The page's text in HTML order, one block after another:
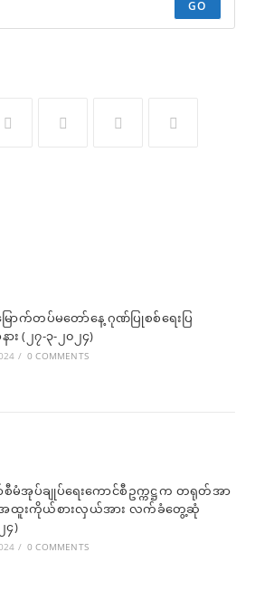
GO
ြောက်တပ်မတော်နေ့ ဂုဏ်ပြုစစ်ရေးပြ
း (၂၇-၃-၂၀၂၄)
/ 0 COMMENTS
စီမံအုပ်ချုပ်ရေးကောင်စီဥက္ကဋ္ဌက တရုတ်အာ
အထူးကိုယ်စားလှယ်အား လက်ခံတွေ့ဆုံ
၄)
/ 0 COMMENTS